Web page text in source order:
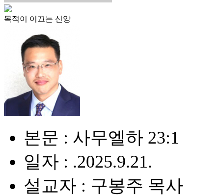
목적이 이끄는 신앙
본문 : 사무엘하 23:1
일자 : .2025.9.21.
설교자 : 구봉주 목사